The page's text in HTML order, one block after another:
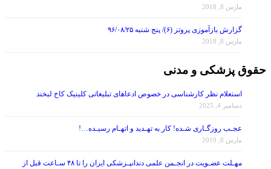
مارس 8, 2018
گزارش بازآموزی پروتز (۶)/ پنج شنبه ۹۶/۰۸/۲۵
مارس 8, 2018
حقوق پزشکی و مدنی
استعلام نظر کارشناسی در خصوص ادعاهای تبلیغاتی کلینیک کاخ لبخند
دسامبر 4, 2025
عجـب روزگـاری شـده! کار به تهـدید و اتهـام رسیـده…!
مارس 8, 2019
مهـلت عضـویت در انجـمن علمی دندانپـزشکی ایران را تا ۴۸ سـاعت قبل از